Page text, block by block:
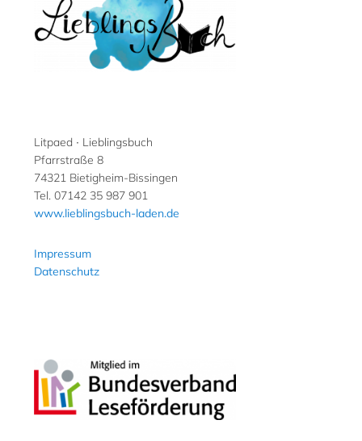
Litpaed ∙ Lieblingsbuch
Pfarrstraße 8
74321 Bietigheim-Bissingen
Tel. 07142 35 987 901
www.lieblingsbuch-laden.de
Impressum
Datenschutz